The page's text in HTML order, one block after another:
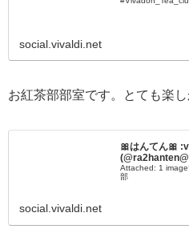
social.vivaldi.net
お紅茶部部室です。とても楽
🎀はんてん🎀
Attached: 1 image
部
social.vivaldi.net